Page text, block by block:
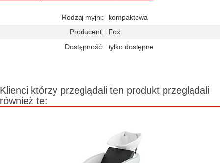
Rodzaj myjni:
kompaktowa
Producent:
Fox
Dostępność:
tylko dostępne
Klienci którzy przeglądali ten produkt przeglądali
również te: